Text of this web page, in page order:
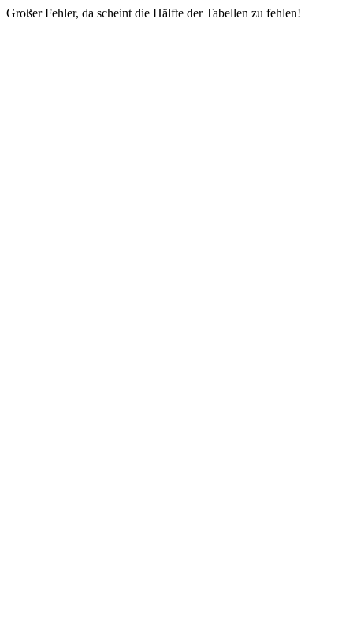
Großer Fehler, da scheint die Hälfte der Tabellen zu fehlen!